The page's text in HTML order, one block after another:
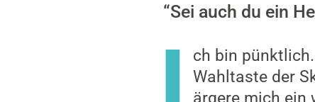
“Sei auch du ein
ch bin
Wahltaste der
ärgere mich ein